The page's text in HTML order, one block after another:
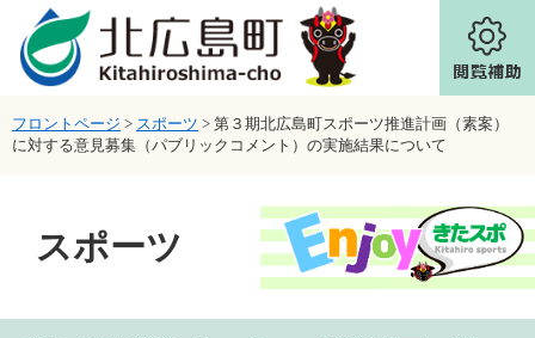
ページの先頭です。
メニューを飛ばして本文へ
フロントページ > スポーツ > ​第３期北広島町スポーツ推進計画（素案）
に対する意見募集（パブリックコメント）の実施結果について
スポーツ